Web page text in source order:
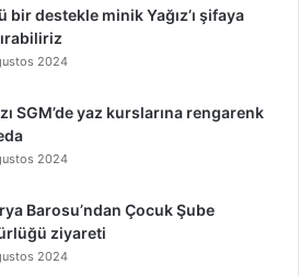
bir destekle minik Yağız’ı şifaya
2024
SGM’de yaz kurslarına rengarenk
2024
Barosu’ndan Çocuk Şube
ziyareti
2024